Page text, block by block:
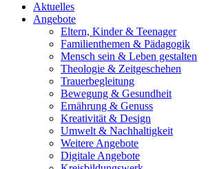
Aktuelles
Angebote
Eltern, Kinder & Teenager
Familienthemen & Pädagogik
Mensch sein & Leben gestalten
Theologie & Zeitgeschehen
Trauerbegleitung
Bewegung & Gesundheit
Ernährung & Genuss
Kreativität & Design
Umwelt & Nachhaltigkeit
Weitere Angebote
Digitale Angebote